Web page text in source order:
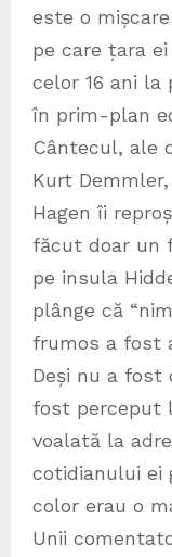
este o
pe care țara
celor 16 ani la
în prim-plan
Cântecul, ale
Kurt
Hagen îi
făcut doar un
pe insula
plânge că
frumos a fost
Deși nu a
fost perceput
voalată la
cotidianului ei
color erau o
Unii